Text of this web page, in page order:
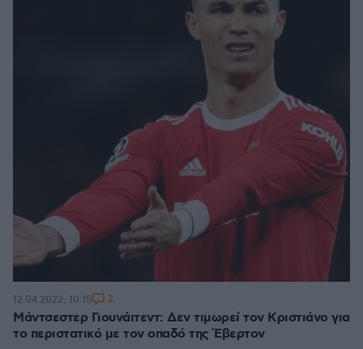
Μάντσεστερ Γιουνάιτεντ: Δεν τιμωρεί τον Κριστιάνο για
το περιστατικό με τον οπαδό της Έβερτον
12.04.2022, 10:15 2